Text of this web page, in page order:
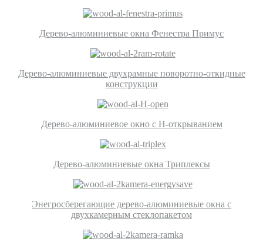
Дерево-алюминиевые окна Фенестра Примус
Дерево-алюминиевые двухрамные поворотно-откидные
конструкции
Дерево-алюминиевое окно с Н-открыванием
Дерево-алюминиевые окна Триплексы
Энегросберегающие дерево-алюминиевые окна c
двухкамерным стеклопакетом